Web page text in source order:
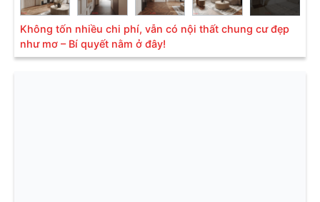
Không tốn nhiều chi phí, vẫn có nội thất chung cư đẹp
như mơ – Bí quyết nằm ở đây!